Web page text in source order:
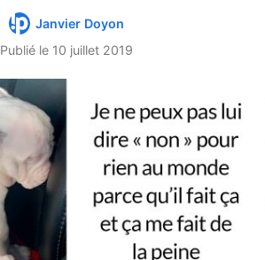
Janvier Doyon
Publié le 10 juillet 2019